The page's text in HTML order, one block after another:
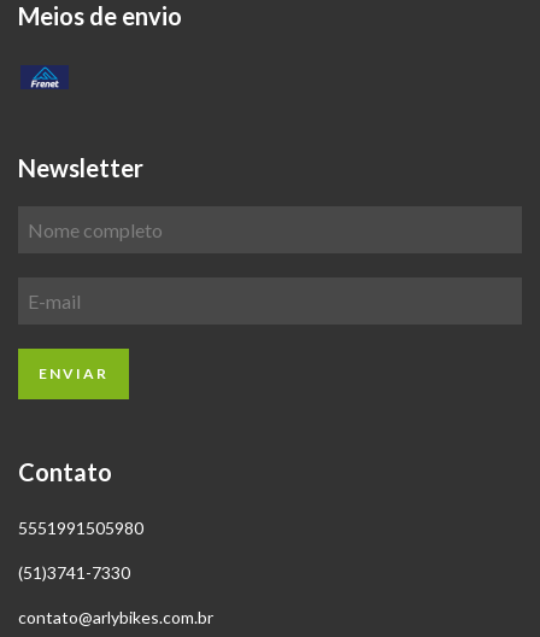
Meios de envio
Newsletter
Contato
5551991505980
(51)3741-7330
contato@arlybikes.com.br